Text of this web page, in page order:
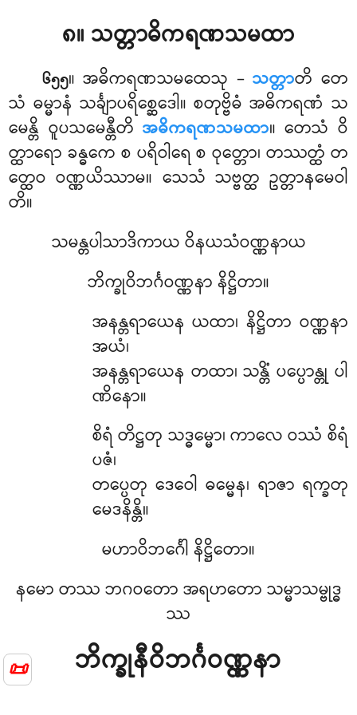
📜
၈။ သတ္တာဓိကရဏသမထာ
၆၅၅။ အဓိကရဏသမထေသု –သတ္တာတိ တေ
သံ ဓမ္မာနံ သင်္ချာပရိစ္ဆေဒေါ။ စတုဗ္ဗိဓံ အဓိကရဏံ သ
မေန္တိ ဝူပသမေန္တီတိ အဓိကရဏသမထာ။ တေသံ ဝိ
တ္ထာရော ခန္ဓကေ စ ပရိဝါရေ စ ဝုတ္တော၊ တဿတ္ထံ တ
တ္ထေဝ ဝဏ္ဏယိဿာမ။ သေသံ သဗ္ဗတ္ထ ဥတ္တာနမေဝါ
တိ။
သမန္တပါသာဒိကာယ ဝိနယသံဝဏ္ဏနာယ
ဘိက္ခုဝိဘင်္ဂဝဏ္ဏနာ နိဋ္ဌိတာ။
အနန္တရာယေန ယထာ၊ နိဋ္ဌိတာ ဝဏ္ဏနာ
အယံ၊
အနန္တရာယေန တထာ၊ သန္တိံ ပပ္ပောန္တု ပါ
ဏိနော။
စိရံ တိဋ္ဌတု သဒ္ဓမ္မော၊ ကာလေ ဝဿံ စိရံ
ပဇံ၊
တပ္ပေတု ဒေဝေါ ဓမ္မေန၊ ရာဇာ ရက္ခတု
မေဒနိန္တိ။
မဟာဝိဘင်္ဂေါ နိဋ္ဌိတော။
နမော တဿ ဘဂဝတော အရဟတော သမ္မာသမ္ဗုဒ္ဓ
ဿ
ဘိက္ခုနီဝိဘင်္ဂဝဏ္ဏနာ